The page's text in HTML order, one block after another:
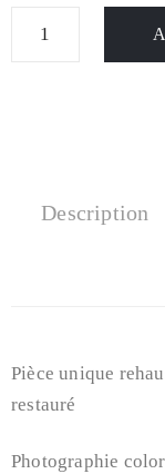
Description
Pièce unique
restauré
Photographie